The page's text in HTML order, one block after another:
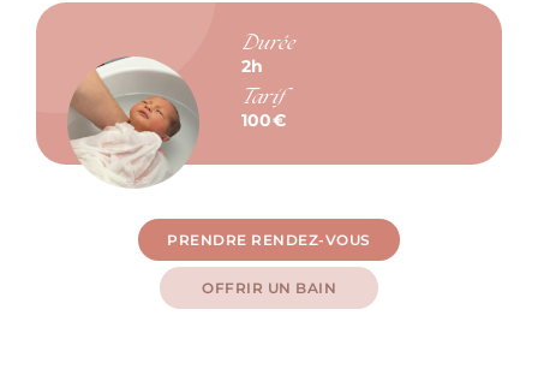
Durée
2h
Tarif
100€
PRENDRE RENDEZ-VOUS
OFFRIR UN BAIN